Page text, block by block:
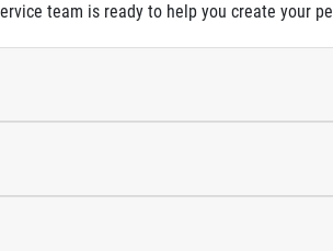
team is ready to help you create your